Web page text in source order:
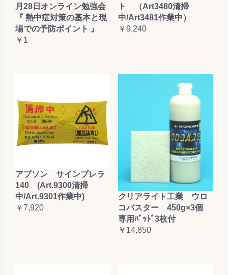
月28日オンライン勉強会
『 熱中症対策の基本と現
場での予防ポイント 』
￥1
ト （Art3480清掃
中/Art3481作業中）
￥9,240
アプソン サインブレラ
140 (Art.9300清掃
中/Art.9301作業中)
￥7,920
クリアライト工業 ウロ
コバスター 450g×3個
専用ﾊﾟｯﾄﾞ3枚付
￥14,850